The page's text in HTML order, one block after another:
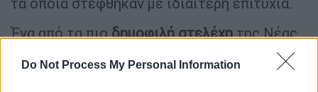
Do Not Process My Personal Information
Ένα από τα πιοδημοφιλή στελέχητης Νέας
στην Α' Αθηνών- είναι οΚυριάκος